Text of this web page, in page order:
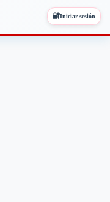
🔐Iniciar sesión